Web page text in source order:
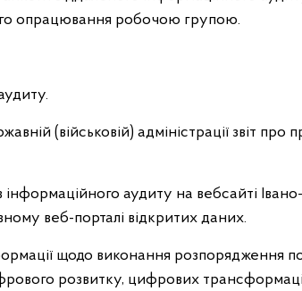
опрацювання робочою групою.
(військовій) адміністрації звіт
аудиту на вебсайті
веб-порталі відкритих даних.
щодо виконання розпорядження
розвитку, цифрових